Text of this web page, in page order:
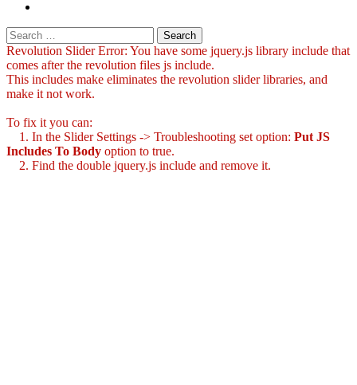
Search
for:
Revolution Slider Error: You have some jquery.js library include that
comes after the revolution files js include.
This includes make eliminates the revolution slider libraries, and
make it not work.
To fix it you can:
1. In the Slider Settings -> Troubleshooting set option: Put JS
Includes To Body option to true.
2. Find the double jquery.js include and remove it.